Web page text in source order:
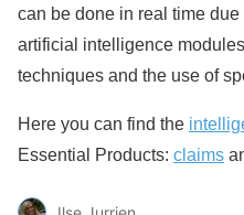
can be done in real time
artificial intelligence
techniques and the use of
Here you can find the
Essential Products: claims